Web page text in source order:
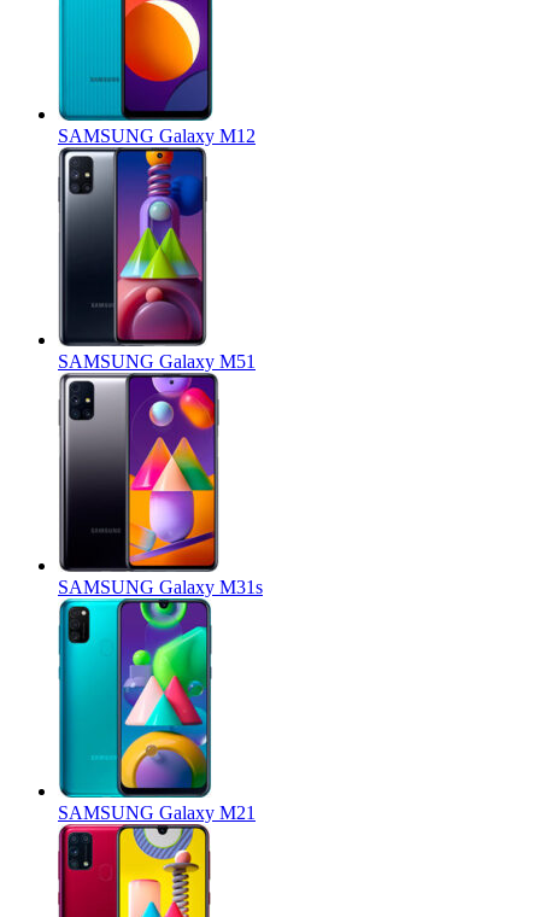
SAMSUNG Galaxy M12
SAMSUNG Galaxy M51
SAMSUNG Galaxy M31s
SAMSUNG Galaxy M21